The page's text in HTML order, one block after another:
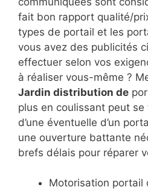
fait bon rapport qualité/
types de portail et les
vous avez des publicités
effectuer selon vos
à réaliser vous-même ?
Jardin distribution de
plus en coulissant peut
d’une éventuelle d’un
une ouverture battante
brefs délais pour réparer
Motorisation portail